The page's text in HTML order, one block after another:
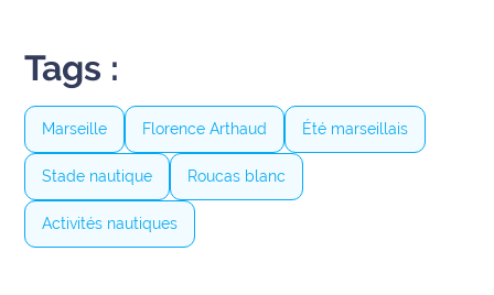
National
International
Municipales
Tags :
Marseille Florence Arthaud Été marseillais
Stade nautique Roucas blanc
Activités nautiques